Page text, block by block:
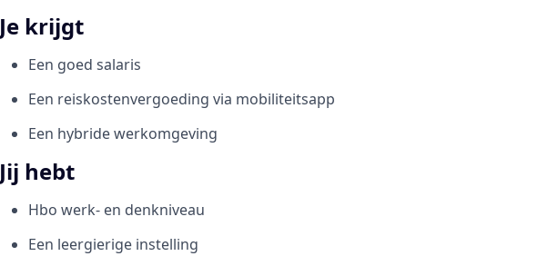
Je krijgt
Een goed salaris
Een reiskostenvergoeding via mobiliteitsapp
Een hybride werkomgeving
Jij hebt
Hbo werk- en denkniveau
Een leergierige instelling